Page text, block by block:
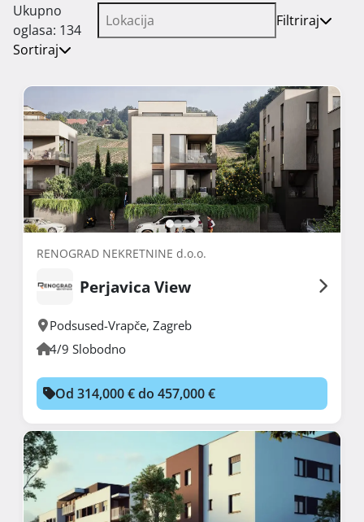
Ukupno
oglasa: 134
Filtriraj
Sortiraj
RENOGRAD NEKRETNINE d.o.o.
Perjavica View
Podsused-Vrapče, Zagreb
4/9 Slobodno
Od 314,000 € do 457,000 €